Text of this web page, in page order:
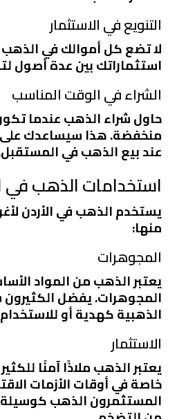
التنويع في الاستثمار
لا تضع كل أموالك في
استثماراتك بين عدة أصول
الشراء في الوقت المناسب
حاول شراء الذهب عندما
منخفضة. هذا سيساعدك على
عند بيع الذهب في
استخدامات الذهب في
يستخدم الذهب في الأردن
منها:
المجوهرات
يعتبر الذهب من المواد
المجوهرات. يفضل
الذهبية كهدية أو
الاستثمار
يعتبر الذهب ملاذًا آمنًا
خاصة في أوقات الأزمات
المستثمرون الذهب كوسيلة